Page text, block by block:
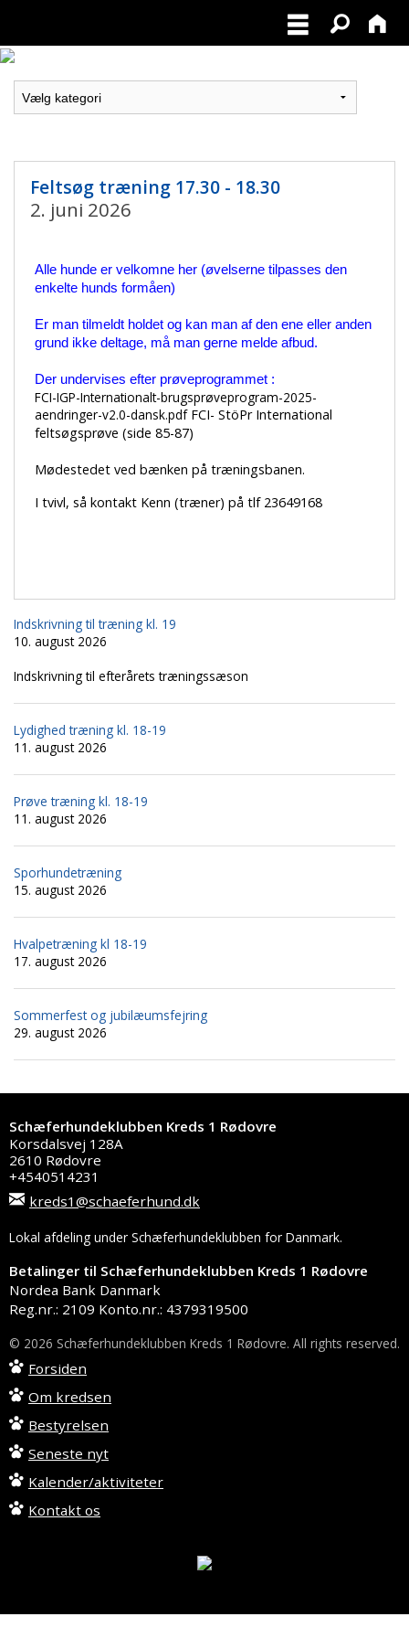
Feltsøg træning 17.30 - 18.30
2. juni 2026
Alle hunde er velkomne her (øvelserne tilpasses den
enkelte hunds formåen)
Er man tilmeldt holdet og kan man af den ene eller anden
grund ikke deltage, må man gerne melde afbud.
Der undervises efter prøveprogrammet :
FCI-IGP-Internationalt-brugsprøveprogram-2025-
aendringer-v2.0-dansk.pdf FCI- StöPr International
feltsøgsprøve (side 85-87)
Mødestedet ved bænken på træningsbanen.
I tvivl, så kontakt Kenn (træner) på tlf 23649168
Indskrivning til træning kl. 19
10. august 2026
Indskrivning til efterårets træningssæson
Lydighed træning kl. 18-19
11. august 2026
Prøve træning kl. 18-19
11. august 2026
Sporhundetræning
15. august 2026
Hvalpetræning kl 18-19
17. august 2026
Sommerfest og jubilæumsfejring
29. august 2026
Schæferhundeklubben Kreds 1 Rødovre
Korsdalsvej 128A
2610 Rødovre
+4540514231
kreds1@schaeferhund.dk
Lokal afdeling under Schæferhundeklubben for Danmark.
Betalinger til Schæferhundeklubben Kreds 1 Rødovre
Nordea Bank Danmark
Reg.nr.: 2109 Konto.nr.: 4379319500
© 2026 Schæferhundeklubben Kreds 1 Rødovre. All rights reserved.
Forsiden
Om kredsen
Bestyrelsen
Seneste nyt
Kalender/aktiviteter
Kontakt os